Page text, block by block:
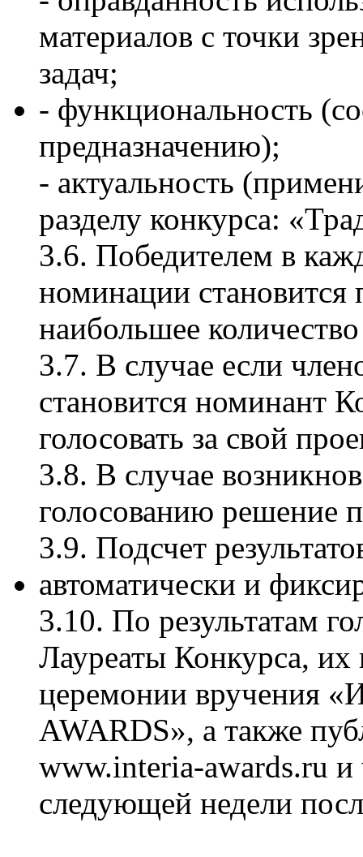
материалов с точки
задач;
- функциональность
предназначению);
- актуальность
разделу конкурса:
3.6. Победителем в
номинации
наибольшее
3.7. В случае если
становится номинант
голосовать за свой
3.8. В случае
голосованию решение
3.9. Подсчет
автоматически и
3.10. По результатам
Лауреаты Конкурса,
церемонии вручения
AWARDS», а также
www.interia-awards.ru
следующей недели